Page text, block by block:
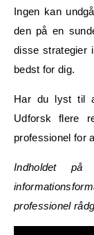
Ingen kan
den på en
disse strategier
bedst for dig.
Har du lyst til
Udforsk flere
professionel for
Indholdet på
professionel